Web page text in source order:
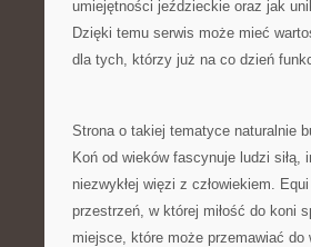
umiejętności jeździeckie oraz jak
Dzięki temu serwis może mieć
dla tych, którzy już na co dzień
Strona o takiej tematyce naturalnie
Koń od wieków fascynuje ludzi
niezwykłej więzi z człowiekiem.
przestrzeń, w której miłość do koni
miejsce, które może przemawiać